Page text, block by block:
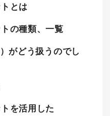
とは
の種類、一覧
がどう扱うのでし
を活用した